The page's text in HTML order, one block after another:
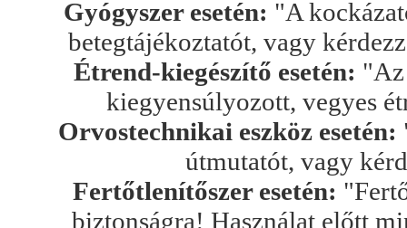
Gyógyszer esetén: "A
betegtájékoztatót, vagy
Étrend-kiegészítő esetén: "Az
kiegyensúlyozott, vegyes
Orvostechnikai eszköz esetén:
útmutatót, vagy
Fertőtlenítőszer esetén:
biztonságra! Használat előtt